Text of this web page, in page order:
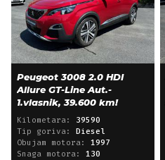
Peugeot 3008 2.0 HDI
Allure GT-Line Aut.-
1.vlasnik, 39.600 km!
Kilometara: 39590
Tip goriva: Diesel
Obujam motora: 1997
Snaga motora: 130